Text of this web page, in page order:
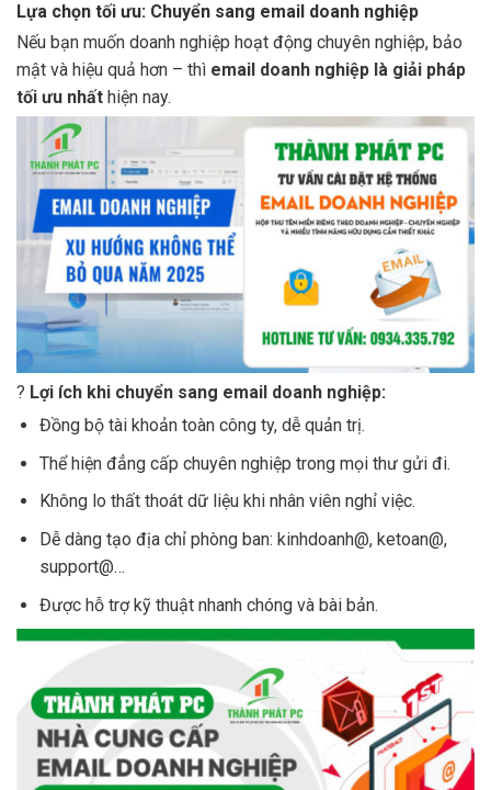
Lựa chọn tối ưu: Chuyển sang email doanh nghiệp
Nếu bạn muốn doanh nghiệp hoạt động chuyên nghiệp, bảo
mật và hiệu quả hơn – thì email doanh nghiệp là giải pháp
tối ưu nhất hiện nay.
? Lợi ích khi chuyển sang email doanh nghiệp:
Đồng bộ tài khoản toàn công ty, dễ quản trị.
Thể hiện đẳng cấp chuyên nghiệp trong mọi thư gửi đi.
Không lo thất thoát dữ liệu khi nhân viên nghỉ việc.
Dễ dàng tạo địa chỉ phòng ban: kinhdoanh@, ketoan@,
support@…
Được hỗ trợ kỹ thuật nhanh chóng và bài bản.